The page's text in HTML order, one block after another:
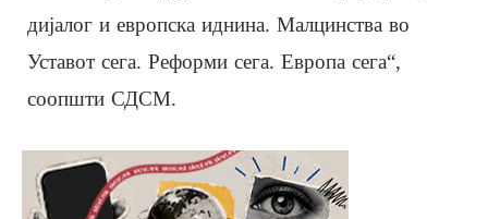
дијалог и европска иднина. Малцинства во
Уставот сега. Реформи сега. Европа сега“,
соопшти СДСМ.